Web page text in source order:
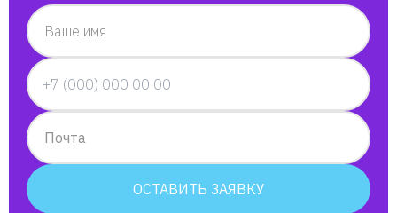
Ваше имя
Почта
ОСТАВИТЬ ЗАЯВКУ